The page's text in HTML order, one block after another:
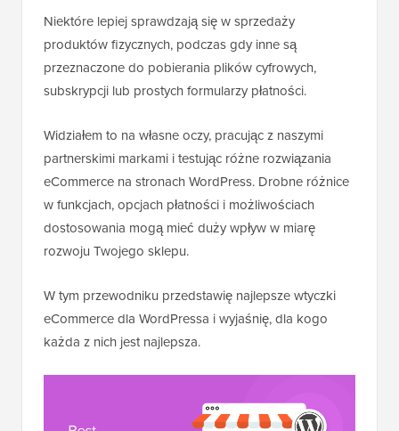
Niektóre lepiej sprawdzają się w sprzedaży
produktów fizycznych, podczas gdy inne są
przeznaczone do pobierania plików cyfrowych,
subskrypcji lub prostych formularzy płatności.
Widziałem to na własne oczy, pracując z naszymi
partnerskimi markami i testując różne rozwiązania
eCommerce na stronach WordPress. Drobne różnice
w funkcjach, opcjach płatności i możliwościach
dostosowania mogą mieć duży wpływ w miarę
rozwoju Twojego sklepu.
W tym przewodniku przedstawię najlepsze wtyczki
eCommerce dla WordPressa i wyjaśnię, dla kogo
każda z nich jest najlepsza.